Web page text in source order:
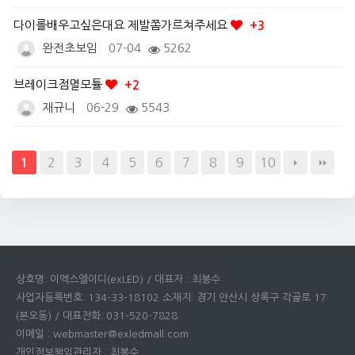
다이를배우고싶은대요 제발쫌가르쳐주세요
+3
완전초보임
07-04 5262
브레이크점멸모튤
+2
재규니
06-29 5543
1 2 3 4 5 6 7 8 9 10
상호명: 이엑스엘이디(exLED) / 대표자 : 최봉수
사업자등록번호: 134-33-18102 소재지: 경기 안산시 상록구 각골로 17
(본오동) / 대표전화: 031-520-7828
이메일 : webmaster@exledmall.com
개인정보책임관리자 : 최봉수